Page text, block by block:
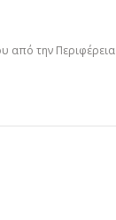
από την Περιφέρεια